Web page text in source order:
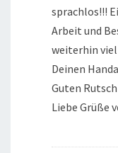
sprachlos!!!
Arbeit und
weiterhin
Deinen
Guten
Liebe Grüße